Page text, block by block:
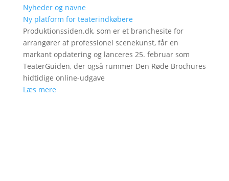
Nyheder og navne
Ny platform for teaterindkøbere
Produktionssiden.dk, som er et branchesite for
arrangører af professionel scenekunst, får en
markant opdatering og lanceres 25. februar som
TeaterGuiden, der også rummer Den Røde Brochures
hidtidige online-udgave
Læs mere